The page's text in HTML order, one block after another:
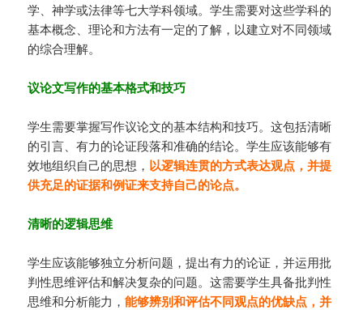
学、神学或法律等七大学科领域。学生需要对这些学科的
基本概念、理论和方法有一定的了解，以建立对不同领域
的综合理解。
议论文写作的基本格式和技巧
学生需要掌握写作议论文的基本结构和技巧。这包括清晰
的引言、有力的论证段落和准确的结论。学生应该能够有
效地组织自己的思想， 以逻辑连贯的方式表达观点，并提
供充足的证据和例证来支持自己的论点。
清晰的逻辑思维
学生应该能够独立分析问题，提出有力的论证，并运用批
判性思维评估和解决复杂的问题。这需要学生具备批判性
思维和分析能力，能够辨别和评估不同观点的优缺点，并